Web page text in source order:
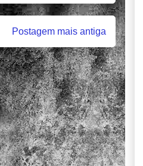
Postagem mais antiga